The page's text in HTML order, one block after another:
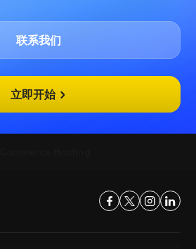
联系我们
立即开始